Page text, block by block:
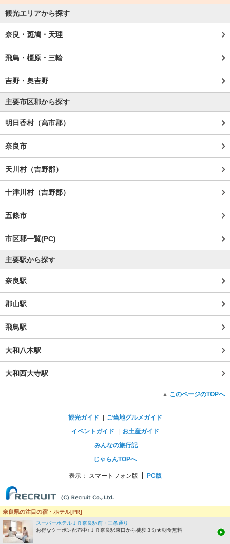
観光エリアから探す
奈良・斑鳩・天理
飛鳥・橿原・三輪
吉野・奥吉野
主要市区郡から探す
明日香村（高市郡）
奈良市
天川村（吉野郡）
十津川村（吉野郡）
五條市
市区郡一覧(PC)
主要駅から探す
奈良駅
郡山駅
飛鳥駅
大和八木駅
大和西大寺駅
このページのTOPへ
観光ガイド
ご当地グルメガイド
イベントガイド
お土産ガイド
みんなの旅行記
じゃらんTOPへ
表示： スマートフォン版 PC版
奈良県の注目の宿・ホテル[PR]
スーパーホテルＪＲ奈良駅前・三条通り
お得なクーポン配布中♪ＪＲ奈良駅東口から徒歩３分★朝食無料